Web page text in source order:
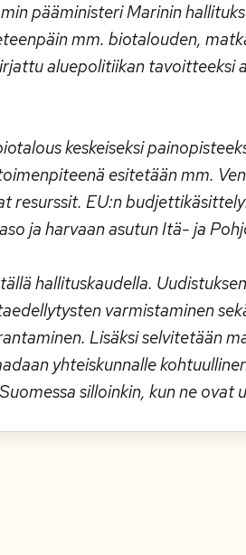
pääministeri Marinin
mm. biotalouden,
aluepolitiikan tavoitteeksi
keskeiseksi
esitetään mm.
resurssit. EU:n
ja harvaan asutun Itä- ja
hallituskaudella.
varmistaminen
Lisäksi selvitetään
yhteiskunnalle
silloinkin, kun ne ovat